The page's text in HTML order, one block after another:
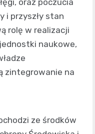
i przyszły stan
rolę w realizacji
naukowe,
zintegrowanie na
ze środków